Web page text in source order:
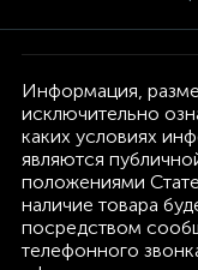
Информация,
исключительно
каких условиях
являются
положениями
наличие товара
посредством
телефонного